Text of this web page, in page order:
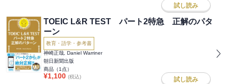
試し読み
TOEIC L&R TEST パート2特急 正解のパタ
ーン
教育・語学・参考書
神崎正哉, Daniel Warriner
朝日新聞出版
商品（1 点）
¥1,100 (税込) 試し読み